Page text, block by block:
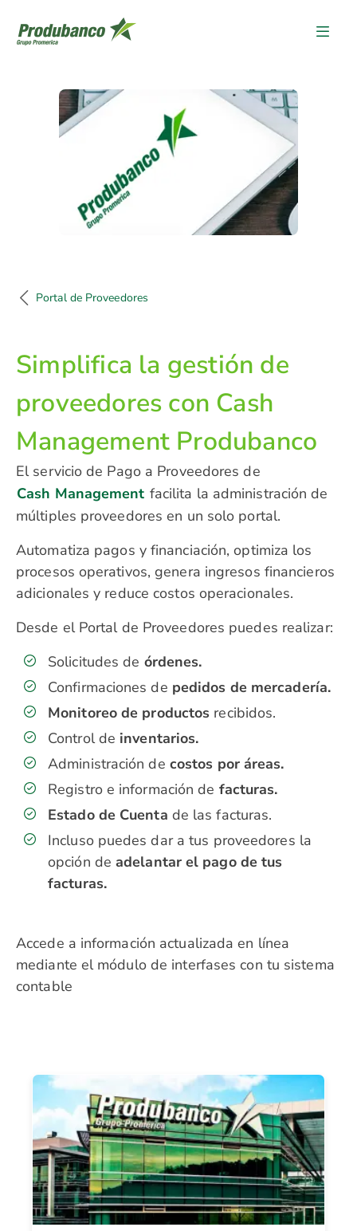
Portal de Proveedores
Simplifica la gestión de
proveedores con Cash
Management Produbanco
El servicio de Pago a Proveedores de
Cash Management facilita la administración de
múltiples proveedores en un solo portal.
Automatiza pagos y financiación, optimiza los
procesos operativos, genera ingresos financieros
adicionales y reduce costos operacionales.
Desde el Portal de Proveedores puedes realizar:
Solicitudes de órdenes.
Confirmaciones de pedidos de mercadería.
Monitoreo de productos recibidos.
Control de inventarios.
Administración de costos por áreas.
Registro e información de facturas.
Estado de Cuenta de las facturas.
Incluso puedes dar a tus proveedores la
opción de adelantar el pago de tus
facturas.
Accede a información actualizada en línea
mediante el módulo de interfases con tu sistema
contable
Portal de Proveedores